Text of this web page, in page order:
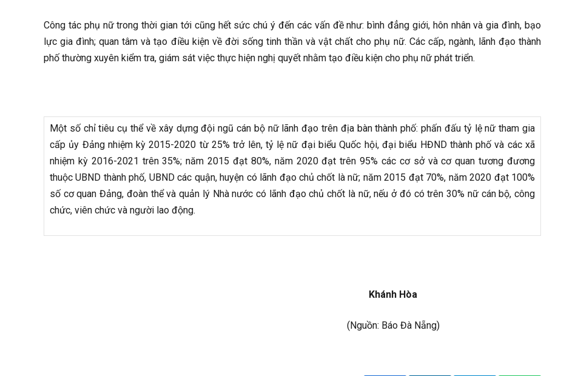
Công tác phụ nữ trong thời gian tới cũng hết sức chú ý đến các vấn đề như: bình đẳng giới, hôn nhân và gia đình, bạo
lực gia đình; quan tâm và tạo điều kiện về đời sống tinh thần và vật chất cho phụ nữ. Các cấp, ngành, lãnh đạo thành
phố thường xuyên kiểm tra, giám sát việc thực hiện nghị quyết nhằm tạo điều kiện cho phụ nữ phát triển.
Một số chỉ tiêu cụ thể về xây dựng đội ngũ cán bộ nữ lãnh đạo trên địa bàn thành phố: phấn đấu tỷ lệ nữ tham gia
cấp ủy Đảng nhiệm kỳ 2015-2020 từ 25% trở lên, tỷ lệ nữ đại biểu Quốc hội, đại biểu HĐND thành phố và các xã
nhiệm kỳ 2016-2021 trên 35%; năm 2015 đạt 80%, năm 2020 đạt trên 95% các cơ sở và cơ quan tương đương
thuộc UBND thành phố, UBND các quận, huyện có lãnh đạo chủ chốt là nữ; năm 2015 đạt 70%, năm 2020 đạt 100%
số cơ quan Đảng, đoàn thể và quản lý Nhà nước có lãnh đạo chủ chốt là nữ, nếu ở đó có trên 30% nữ cán bộ, công
chức, viên chức và người lao động.
Khánh Hòa
(Nguồn: Báo Đà Nẵng)